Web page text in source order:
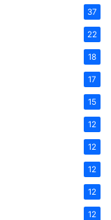
37
22
18
17
15
12
12
12
12
12